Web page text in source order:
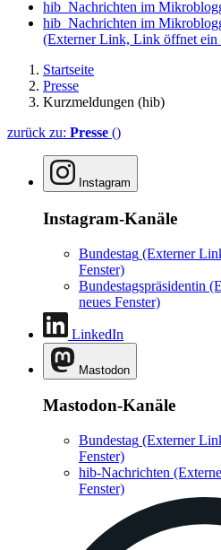
hib_Nachrichten im
hib_Nachrichten im
(Externer Link, Link öffnet ein
Startseite
Presse
Kurzmeldungen (hib)
zurück zu: Presse ()
Instagram
Instagram-Kanäle
Bundestag (Externer
Fenster)
Bundestagspräsidentin
neues Fenster)
LinkedIn
Mastodon
Mastodon-Kanäle
Bundestag (Externer
Fenster)
hib-Nachrichten
Fenster)